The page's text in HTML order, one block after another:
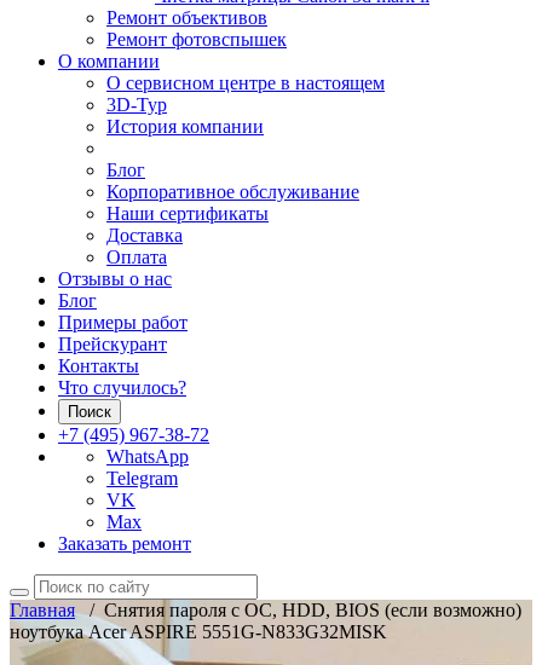
Ремонт объективов
Ремонт фотовспышек
О компании
О сервисном центре в настоящем
3D-Тур
История компании
Блог
Корпоративное обслуживание
Наши сертификаты
Доставка
Оплата
Отзывы о нас
Блог
Примеры работ
Прейскурант
Контакты
Что случилось?
Поиск
+7 (495) 967-38-72
WhatsApp
Telegram
VK
Max
Заказать ремонт
Главная/ Снятия пароля с OC, HDD, BIOS (если возможно)
ноутбука Acer ASPIRE 5551G-N833G32MISK